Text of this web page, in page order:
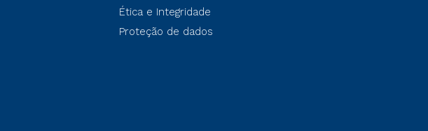
Ética e Integridade
Proteção de dados